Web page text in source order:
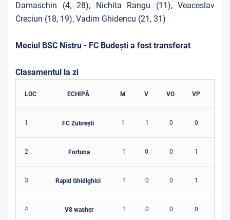
Damaschin (4, 28), Nichita Rangu (11), Veaceslav
Creciun (18, 19), Vadim Ghidencu (21, 31)
Meciul BSC Nistru - FC Budești a fost transferat
Clasamentul la zi
LOC ECHIPĂ M V VO VP
1 FC Zubrești 1 1 0 0
2 Fortuna 1 0 0 1
3 Rapid Ghidighici 1 0 0 1
4 V8 washer 1 0 0 0